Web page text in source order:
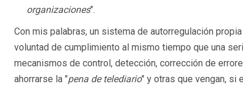
organizaciones".
Con mis palabras, un sistema de autorregulación
voluntad de cumplimiento al mismo tiempo que una
mecanismos de control, detección, corrección de
ahorrarse la "pena de telediario" y otras que vengan, si